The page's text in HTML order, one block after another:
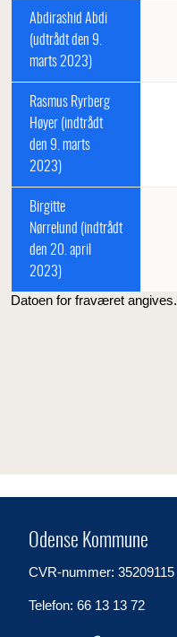
Abdirashid Abdi
(udtrådt den 9.
marts 2023)
Rasmus Ryrberg
Høyer (indtrådt
den 9. marts
2023)
Birgitte
Nørrelund (indtrådt
den 20. april
2023)
Datoen for fraværet angives.
Odense Kommune
CVR-nummer: 35209115
Telefon: 66 13 13 72